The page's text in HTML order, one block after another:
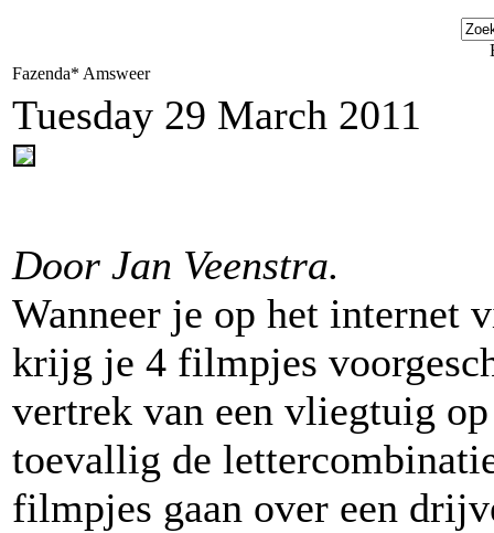
Fazenda* Amsweer
Tuesday 29 March 2011
Door Jan Veenstra.
Wanneer je op het internet
krijg je 4 filmpjes
vertrek van een vliegtuig
toevallig de
filmpjes gaan over een